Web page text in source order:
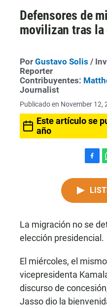
Defensores de
movilizan tras la
Por Gustavo Solis /
Reporter
Contribuyentes:
Journalist
Publicado en November 12,
Este artículo se
año
F
a
e
b
o
k
h
a
t
s
p
p
La migración no se
elección presidencial.
El miércoles, el
vicepresidenta
discurso de
Jasso dio la